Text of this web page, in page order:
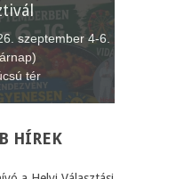
4-6.
HÍREK